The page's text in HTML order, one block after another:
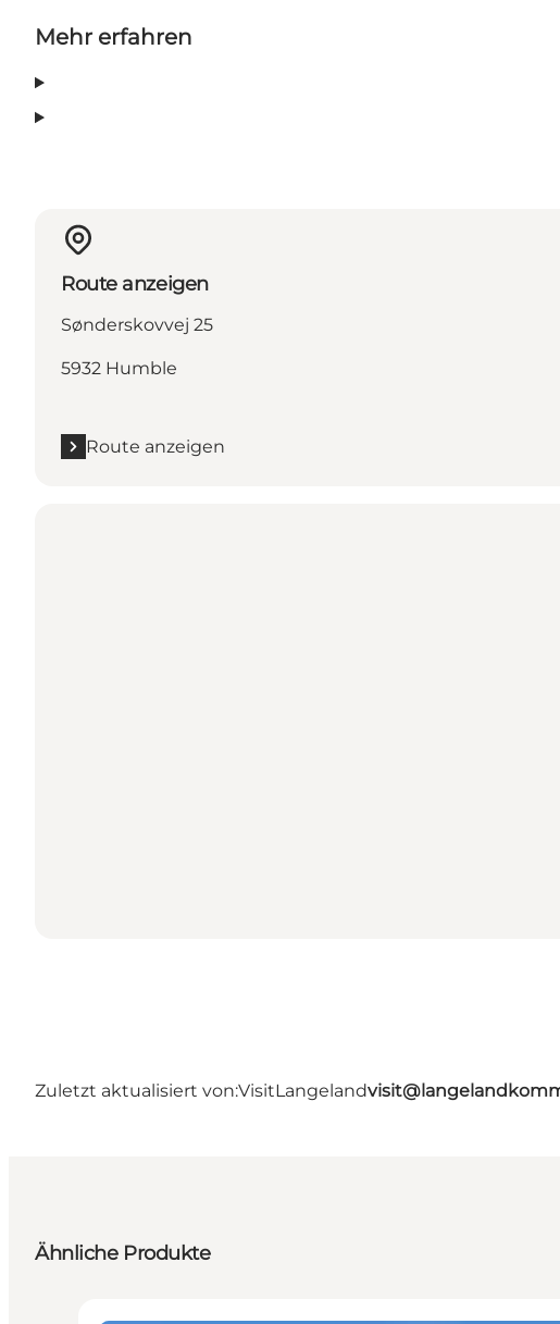
Mehr erfahren
Route anzeigen
Sønderskovvej 25
5932 Humble
Route anzeigen
Zuletzt aktualisiert von:VisitLangeland
Ähnliche Produkte